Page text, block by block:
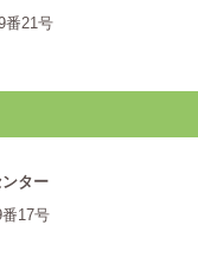
番21号
ター
17号